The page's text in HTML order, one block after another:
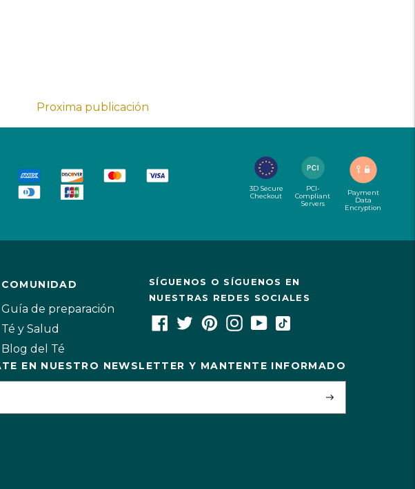
Proxima publicación
3D Secure
Checkout
PCI-
Compliant
Servers
Payment
Data
Encryption
COMUNIDAD
Guía de preparación
Té y Salud
Blog del Té
SÍGUENOS O SÍGUENOS EN
NUESTRAS REDES SOCIALES
EN NUESTRO NEWSLETTER Y MANTENTE INFORMADO